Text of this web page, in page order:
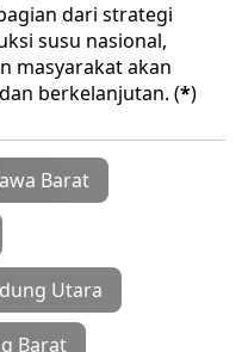
dari strategi
susu nasional,
masyarakat akan
berkelanjutan. (*)
Barat
Utara
Barat